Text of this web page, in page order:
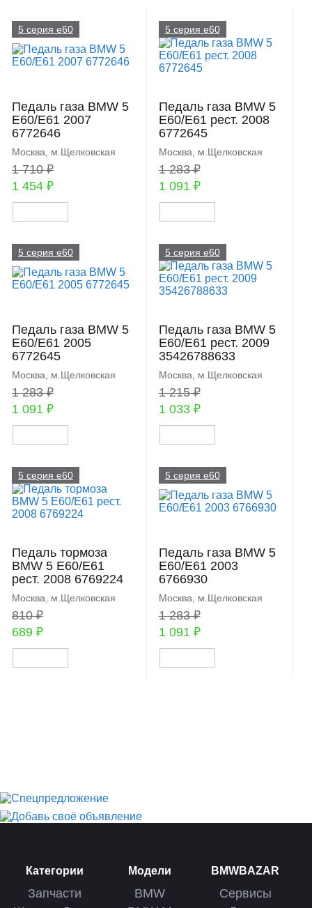
5 серия e60
Педаль газа BMW 5
E60/E61 2007
6772646
Москва, м.Щелковская
1 710 ₽
1 454 ₽
5 серия e60
Педаль газа BMW 5
E60/E61 рест. 2008
6772645
Москва, м.Щелковская
1 283 ₽
1 091 ₽
5 серия e60
Педаль газа BMW 5
E60/E61 2005
6772645
Москва, м.Щелковская
1 283 ₽
1 091 ₽
5 серия e60
Педаль газа BMW 5
E60/E61 рест. 2009
35426788633
Москва, м.Щелковская
1 215 ₽
1 033 ₽
5 серия e60
Педаль тормоза
BMW 5 E60/E61
рест. 2008 6769224
Москва, м.Щелковская
810 ₽
689 ₽
5 серия e60
Педаль газа BMW 5
E60/E61 2003
6766930
Москва, м.Щелковская
1 283 ₽
1 091 ₽
Категории
Запчасти
Модели
BMW
BMWBAZAR
Сервисы